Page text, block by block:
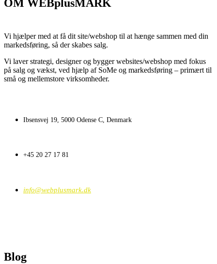
OM WEBplusMARK
Vi hjælper med at få dit site/webshop til at hænge sammen med din
markedsføring, så der skabes salg.
Vi laver strategi, designer og bygger websites/webshop med fokus
på salg og vækst, ved hjælp af SoMe og markedsføring – primært til
små og mellemstore virksomheder.
Ibsensvej 19, 5000 Odense C, Denmark
+45 20 27 17 81
info@webplusmark.dk
Blog